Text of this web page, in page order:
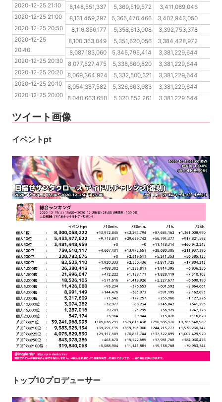
2020-12-25 21:00
8,148,551,337 5,369,519,572 3,411,089,046
2020-12-25 20:50
8,131,459,297 5,365,470,466 3,402,943,050
2020-12-25 20:40
8,116,856,177 5,358,613,008 3,392,753,378
2020-12-25 20:30
8,100,363,049 5,351,620,056 3,384,428,972
2020-12-25 20:20
8,087,183,060 5,345,795,414 3,381,229,644
2020-12-25 20:10
8,077,527,475 5,338,660,820 3,381,229,644
2020-12-25 20:00
8,069,364,924 5,332,500,321 3,381,229,644
2020-12-25 19:50
8,054,387,582 5,326,663,983 3,381,229,644
2020-12-25 19:40
8,040,663,650 5,320,852,261 3,381,229,644
2020-12-25 21:10
2020-12-25 21:00
2020-12-25 20:50
2020-12-25
20:40
2020-12-25 20:30
2020-12-25 20:20
2020-12-25 20:10
2020-12-25 20:00
2020-12-25 19:40
ツイート画像
イベントpt
トップ10プロデューサー